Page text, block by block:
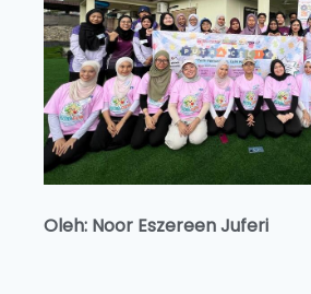
Oleh: Noor Eszereen Juferi